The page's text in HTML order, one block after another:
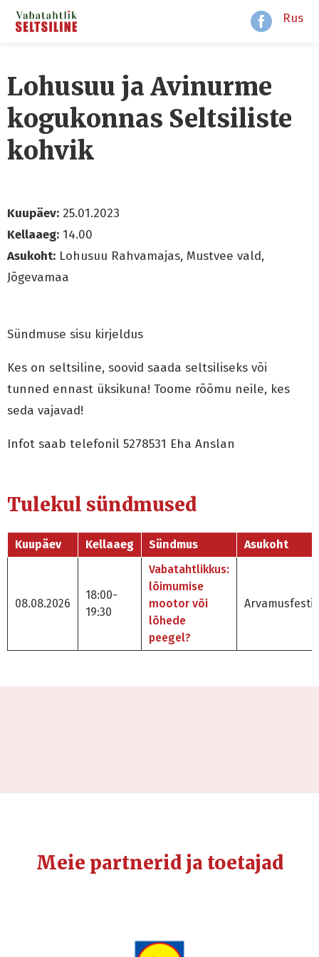
Rus
Lohusuu ja Avinurme
kogukonnas Seltsiliste
kohvik
Kuupäev: 25.01.2023
Kellaaeg: 14.00
Asukoht: Lohusuu Rahvamajas, Mustvee vald,
Jõgevamaa
Sündmuse sisu kirjeldus
Kes on seltsiline, soovid saada seltsiliseks või
tunned ennast üksikuna! Toome rõõmu neile, kes
seda vajavad!
Infot saab telefonil 5278531 Eha Anslan
Tulekul sündmused
Kuupäev Kellaaeg Sündmus Asukoht
08.08.2026
18:00-
19:30
Vabatahtlikkus:
lõimumise
mootor või
lõhede
peegel?
Meie partnerid ja toetajad